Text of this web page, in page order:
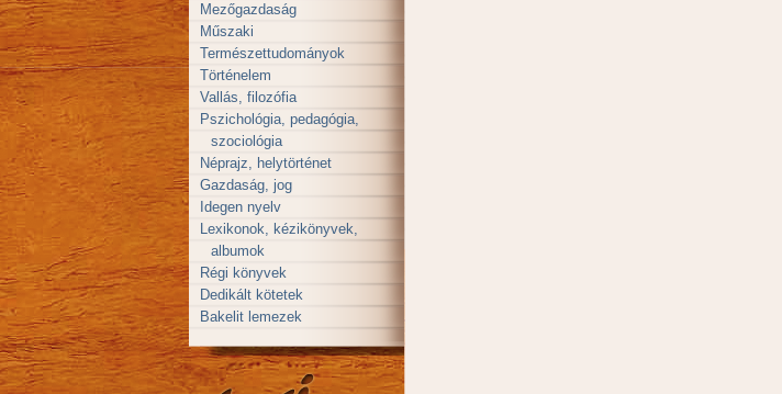
Mezőgazdaság
Műszaki
Természettudományok
Történelem
Vallás, filozófia
Pszichológia, pedagógia,
szociológia
Néprajz, helytörténet
Gazdaság, jog
Idegen nyelv
Lexikonok, kézikönyvek,
albumok
Régi könyvek
Dedikált kötetek
Bakelit lemezek